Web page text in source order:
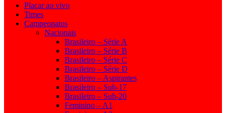
Placar ao vivo
Times
Campeonatos
Nacionais
Brasileiro – Série A
Brasileiro – Série B
Brasileiro – Série C
Brasileiro – Série D
Brasileiro – Aspirantes
Brasileiro – Sub-17
Brasileiro – Sub-20
Feminino – A1